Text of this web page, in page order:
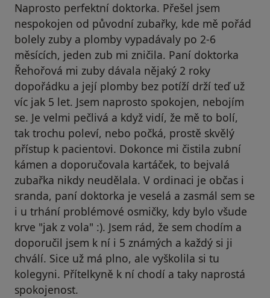
Naprosto perfektní doktorka. Přešel jsem
nespokojen od původní zubařky, kde mě pořád
bolely zuby a plomby vypadávaly po 2-6
měsících, jeden zub mi zničila. Paní doktorka
Řehořová mi zuby dávala nějaký 2 roky
dopořádku a její plomby bez potíží drží teď už
víc jak 5 let. Jsem naprosto spokojen, nebojím
se. Je velmi pečlivá a když vidí, že mě to bolí,
tak trochu poleví, nebo počká, prostě skvělý
přístup k pacientovi. Dokonce mi čistila zubní
kámen a doporučovala kartáček, to bejvalá
zubařka nikdy neudělala. V ordinaci je občas i
sranda, paní doktorka je veselá a zasmál sem se
i u trhání problémové osmičky, kdy bylo všude
krve "jak z vola" :). Jsem rád, že sem chodím a
doporučil jsem k ní i 5 známých a každý si ji
chválí. Sice už má plno, ale vyškolila si tu
kolegyni. Přítelkyně k ní chodí a taky naprostá
spokojenost.